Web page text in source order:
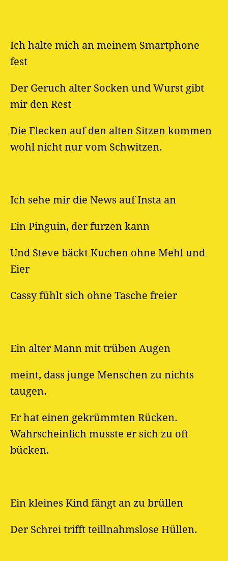
Ich halte mich an meinem Smartphone
fest
Der Geruch alter Socken und Wurst gibt
mir den Rest
Die Flecken auf den alten Sitzen kommen
wohl nicht nur vom Schwitzen.
Ich sehe mir die News auf Insta an
Ein Pinguin, der furzen kann
Und Steve bäckt Kuchen ohne Mehl und
Eier
Cassy fühlt sich ohne Tasche freier
Ein alter Mann mit trüben Augen
meint, dass junge Menschen zu nichts
taugen.
Er hat einen gekrümmten Rücken.
Wahrscheinlich musste er sich zu oft
bücken.
Ein kleines Kind fängt an zu brüllen
Der Schrei trifft teillnahmslose Hüllen.